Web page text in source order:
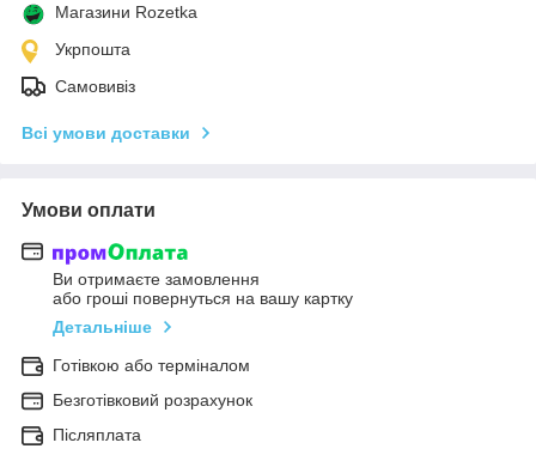
Магазини Rozetka
Укрпошта
Самовивіз
Всі умови доставки
Умови оплати
Ви отримаєте замовлення
або гроші повернуться на вашу картку
Детальніше
Готівкою або терміналом
Безготівковий розрахунок
Післяплата